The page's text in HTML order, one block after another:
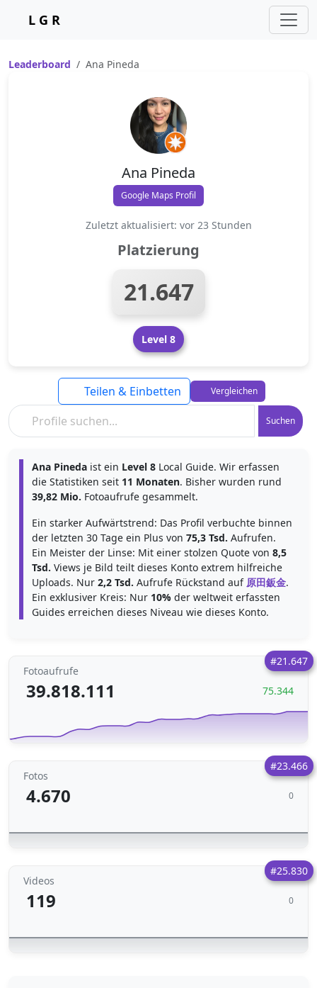
L G R
Leaderboard Ana Pineda
Ana Pineda
Google Maps Profil
Zuletzt aktualisiert: vor 23 Stunden
Platzierung
21.647
Level 8
Suchen
Teilen & Einbetten Vergleichen
Ana Pineda ist ein Level 8 Local Guide. Wir erfassen
die Statistiken seit 11 Monaten. Bisher wurden rund
39,82 Mio. Fotoaufrufe gesammelt.
Ein starker Aufwärtstrend: Das Profil verbuchte binnen
der letzten 30 Tage ein Plus von 75,3 Tsd. Aufrufen.
Ein Meister der Linse: Mit einer stolzen Quote von 8,5
Tsd. Views je Bild teilt dieses Konto extrem hilfreiche
Uploads. Nur 2,2 Tsd. Aufrufe Rückstand auf 原田鈑金.
Ein exklusiver Kreis: Nur 10% der weltweit erfassten
Guides erreichen dieses Niveau wie dieses Konto.
#21.647
Fotoaufrufe
39.818.111 75.344
#23.466
Fotos
4.670 0
#25.830
Videos
119 0